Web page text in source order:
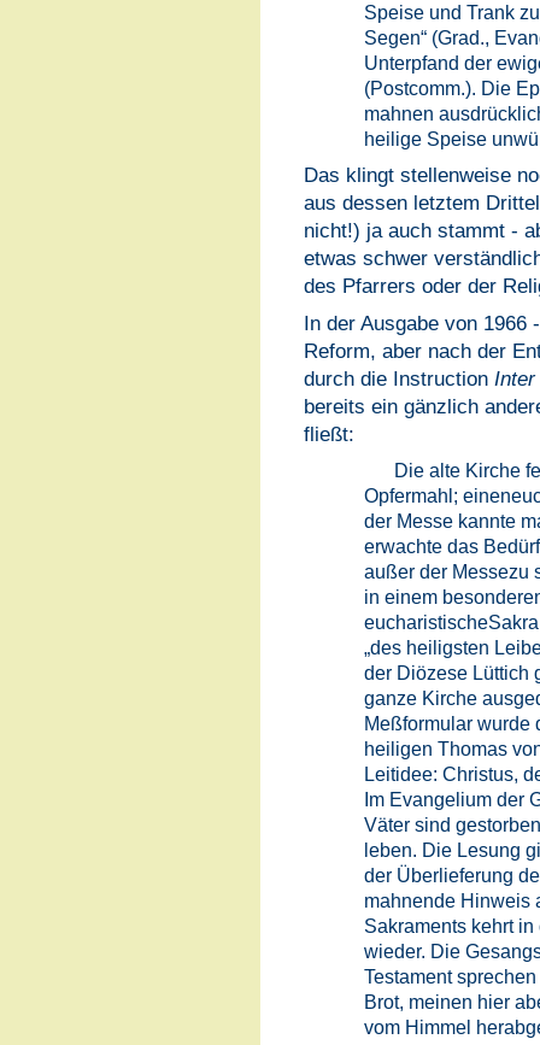
Speise und Trank
Segen“ (Grad.,
Unterpfand der
(Postcomm.). Die
mahnen
heilige Speise
Das klingt stellenweise
aus dessen letztem
nicht!) ja auch stammt -
etwas schwer
des Pfarrers oder der
In der Ausgabe von 1966
Reform, aber nach der
durch die Instruction Inter
bereits ein gänzlich
fließt:
Die alte Kirche
Opfermahl;
der Messe kannte
erwachte das
außer der Messezu
in einem
„des heiligsten
der Diözese Lüttich
ganze Kirche
Meßformular wurde
heiligen Thomas
Leitidee: Christus,
Im Evangelium der
Väter sind
leben. Die Lesung
der Überlieferung
mahnende Hinweis
Sakraments kehrt
wieder. Die
Testament
Brot, meinen hier
vom Himmel